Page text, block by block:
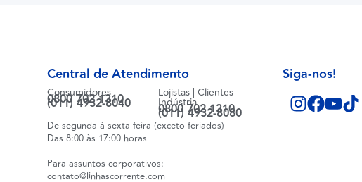
Central de Atendimento
Consumidores
0800 702 1310
(011) 4932-8040
Lojistas | Clientes
Indústria
0800 702 1310
(011) 4932-8080
De segunda à sexta-feira (exceto feriados)
Das 8:00 às 17:00 horas
Para assuntos corporativos:
contato@linhascorrente.com
Siga-nos!